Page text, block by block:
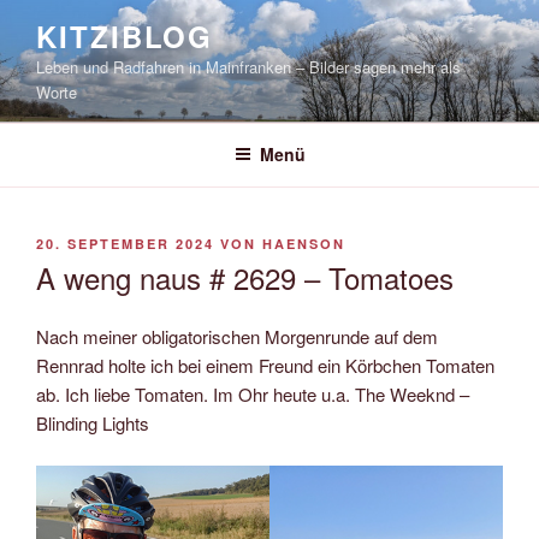
springen
KITZIBLOG
Leben und Radfahren in Mainfranken – Bilder sagen mehr als
Worte
Menü
VERÖFFENTLICHT
20. SEPTEMBER 2024 VON HAENSON
A weng naus # 2629 – Tomatoes
Nach meiner obligatorischen Morgenrunde auf dem
Rennrad holte ich bei einem Freund ein Körbchen Tomaten
ab. Ich liebe Tomaten. Im Ohr heute u.a. The Weeknd –
Blinding Lights